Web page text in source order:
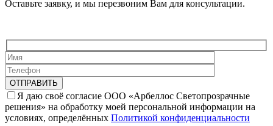
Оставьте заявку, и мы перезвоним Вам для консультации.
Я даю своё согласие ООО «Арбеллос Светопрозрачные
решения» на обработку моей персональной информации на
условиях, определённых Политикой конфиденциальности